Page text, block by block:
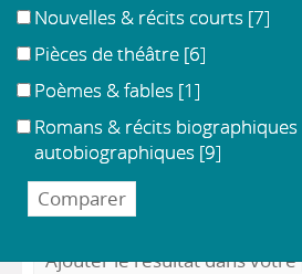
Classiques & contemporains
Editeur : Magnard
ISSN :
pas d'ISSN
DOCUMENTS DISPONIBLES
COLLECTION
Ajouter le résultat dans votre
Nouvelles & récits courts [7]
Pièces de théâtre [6]
Poèmes & fables [1]
Romans & récits
autobiographiques [9]